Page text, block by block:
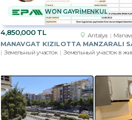
4,850,000 TL Antalya
Земельный участок Земельный участок в
WON GAYRİMENKUL